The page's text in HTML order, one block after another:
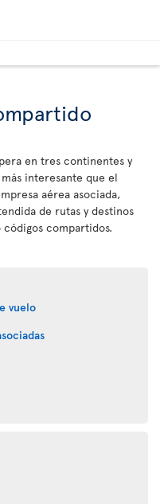
en tres continentes y
interesante que el
aérea asociada,
de rutas y destinos
compartidos.
vuelo